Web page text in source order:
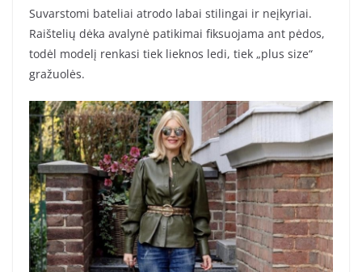
Suvarstomi bateliai atrodo labai stilingai ir neįkyriai.
Raištelių dėka avalynė patikimai fiksuojama ant pėdos,
todėl modelį renkasi tiek lieknos ledi, tiek „plus size“
gražuolės.